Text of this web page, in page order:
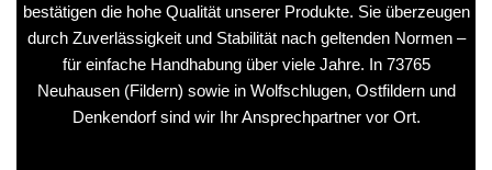
bestätigen die hohe Qualität unserer Produkte. Sie überzeugen
durch Zuverlässigkeit und Stabilität nach geltenden Normen –
für einfache Handhabung über viele Jahre. In 73765
Neuhausen (Fildern) sowie in Wolfschlugen, Ostfildern und
Denkendorf sind wir Ihr Ansprechpartner vor Ort.